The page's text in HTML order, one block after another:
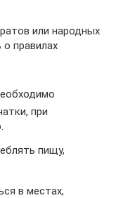
или народных
правилах
при
пищу,
в местах,